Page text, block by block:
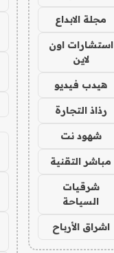
مجلة الابداع
استشارات اون
لاين
هيدب فيديو
رذاذ التجارة
شهود نت
مباشر التقنية
شرقيات
السياحة
اشراق الأرباح